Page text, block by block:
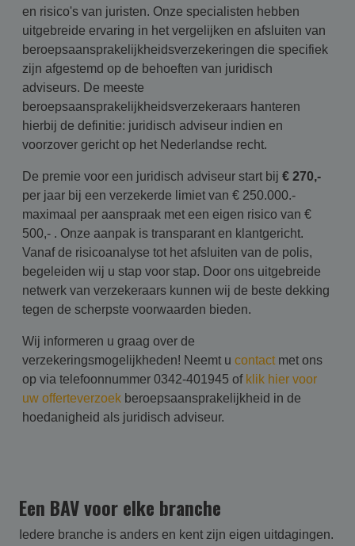
en risico's van juristen. Onze specialisten hebben
uitgebreide ervaring in het vergelijken en afsluiten van
beroepsaansprakelijkheidsverzekeringen die specifiek
zijn afgestemd op de behoeften van juridisch
adviseurs. De meeste
beroepsaansprakelijkheidsverzekeraars hanteren
hierbij de definitie: juridisch adviseur indien en
voorzover gericht op het Nederlandse recht.
De premie voor een juridisch adviseur start bij € 270,-
per jaar bij een verzekerde limiet van € 250.000.-
maximaal per aanspraak met een eigen risico van €
500,- . Onze aanpak is transparant en klantgericht.
Vanaf de risicoanalyse tot het afsluiten van de polis,
begeleiden wij u stap voor stap. Door ons uitgebreide
netwerk van verzekeraars kunnen wij de beste dekking
tegen de scherpste voorwaarden bieden.
Wij informeren u graag over de
verzekeringsmogelijkheden! Neemt u contact met ons
op via telefoonnummer 0342-401945 of klik hier voor
uw offerteverzoek beroepsaansprakelijkheid in de
hoedanigheid als juridisch adviseur.
Een BAV voor elke branche
Iedere branche is anders en kent zijn eigen uitdagingen.